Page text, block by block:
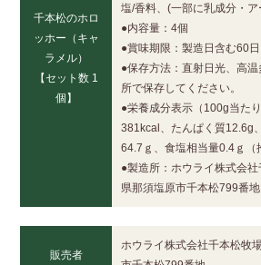
千本松のホロ
ッホー（キャ
ラメル）
【セット数 1
個】
塩/香料、(一部に乳成分・ア
●内容量：4個
●賞味期限：製造日含む60日
●保存方法：直射日光、高
所で保存してください。
●栄養成分表示（100g当た
381kcal、たんぱく質12.6g
64.7ｇ、食塩相当量0.4ｇ（
●製造所：ホウライ株式会
県那須塩原市千本松799番地
販売者
ホウライ株式会社千本松